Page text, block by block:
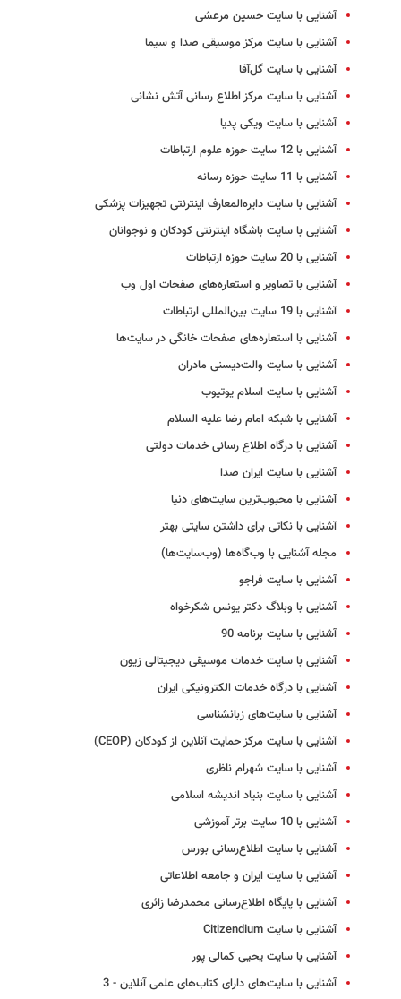
آشنایی با سایت حسین مرعشی
آشنایی با سایت مرکز موسیقی صدا و سیما
آشنایی با سایت گل‌آقا
آشنایی با سایت مرکز اطلاع رسانی آتش نشانی
آشنایی با سایت ویکی پدیا
آشنایی با 12 سایت حوزه علوم ارتباطات
آشنایی با 11 سایت حوزه رسانه
آشنایی با سایت دایره‌المعارف اینترنتی تجهیزات پزشکی
آشنایی با سایت باشگاه اینترنتی کودکان و نوجوانان
آشنایی با 20 سایت‌ حوزه ارتباطات
آشنایی با تصاویر و استعاره‌های صفحات اول وب
آشنایی با 19 سایت بین‌المللی ارتباطات
آشنایی با استعاره‌های صفحات خانگی در سایت‌ها
آشنایی با سایت والت‌دیسنی مادران
آشنایی با سایت اسلام یوتیوب
آشنایی با شبکه امام رضا علیه السلام
آشنایی با درگاه اطلاع رسانی خدمات دولتی
آشنایی با سایت ایران صدا
آشنایی با محبوب‌ترین سایت‌های دنیا
آشنایی با نکاتی برای داشتن سایتی بهتر
مجله آشنایی با وب‌گاه‌ها (وب‌سایت‌ها)
آشنایی با سایت فراجو
آشنایی با وبلاگ دکتر یونس شکرخواه
آشنایی با سایت برنامه 90
آشنایی با سایت خدمات موسیقی دیجیتالی زیون
آشنایی با درگاه خدمات الکترونیکی ایران
آشنایی با سایت‌های زبانشناسی
آشنایی با سایت مرکز حمایت آنلاین از کودکان (CEOP)
آشنایی با سایت شهرام ناظری
آشنایی با سایت بنیاد اندیشه اسلامی
آشنایی با 10 سایت برتر آموزشی
آشنایی با سایت اطلاع‌رسانی بورس
آشنایی با سایت ایران و جامعه اطلاعاتی
آشنایی با پایگاه اطلاع‌رسانی محمدرضا زائری
آشنایی با سایت Citizendium
آشنایی با سایت یحیی کمالی پور
آشنایی با سایت‌های دارای کتاب‌های علمی آنلاین - 3